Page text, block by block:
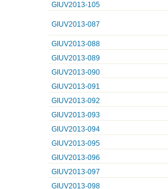
GIUV2013-105
GIUV2013-087
GIUV2013-088
GIUV2013-089
GIUV2013-090
GIUV2013-091
GIUV2013-092
GIUV2013-093
GIUV2013-094
GIUV2013-095
GIUV2013-096
GIUV2013-097
GIUV2013-098